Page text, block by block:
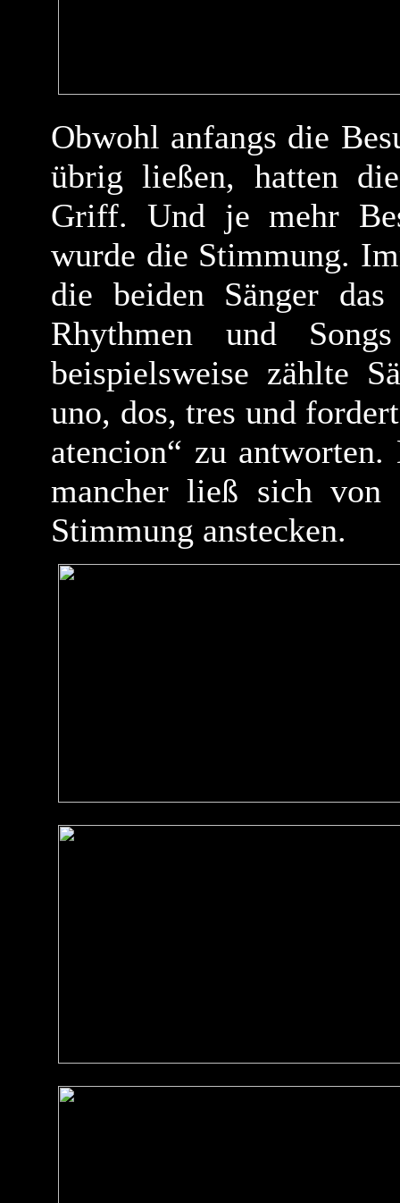
Obwohl anfangs die
übrig ließen, hatten
Griff. Und je mehr
wurde die Stimmung.
die beiden Sänger
Rhythmen und
beispielsweise zählte
uno, dos, tres und
atencion“ zu
mancher ließ sich von
Stimmung anstecken.